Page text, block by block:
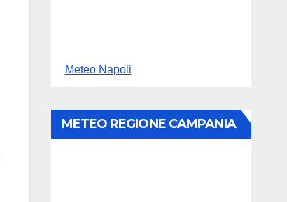
Meteo Napoli
METEO REGIONE CAMPANIA